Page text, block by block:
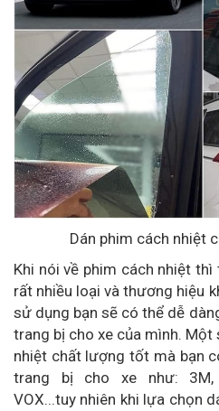
Dán phim cách nhiệt
Khi nói về phim cách nhiệt
rất nhiều loại và thương hiệu
sử dụng bạn sẽ có thể dễ
trang bị cho xe của mình.
nhiệt chất lượng tốt mà bạn
trang bị cho xe như: 3M,
VOX...tuy nhiên khi lựa chọn